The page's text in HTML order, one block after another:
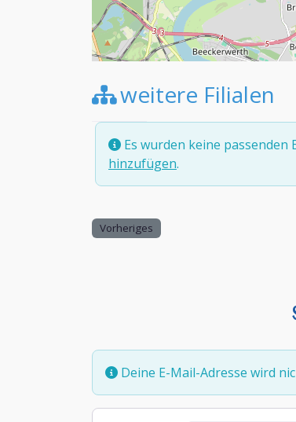
weitere Filialen
Es wurden keine
hinzufügen.
Vorheriges
Deine E-Mail-Adresse wird